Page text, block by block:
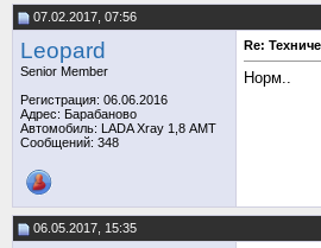
07.02.2017, 07:56
Leopard
Senior Member
Регистрация: 06.06.2016
Адрес: Барабаново
Автомобиль: LADA Xray 1,8 АМТ
Сообщений: 348
Re:
Норм..
06.05.2017, 15:35